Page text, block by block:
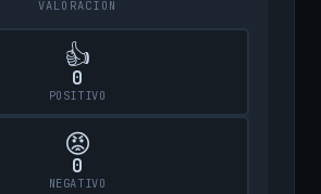
VALORACIÓN
👍
0
POSITIVO
😡
0
NEGATIVO